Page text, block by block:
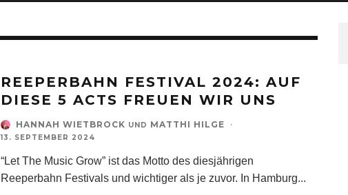
REEPERBAHN FESTIVAL 2024: AUF
DIESE 5 ACTS FREUEN WIR UNS
HANNAH WIETBROCK UND MATTHI HILGE
·
13. SEPTEMBER 2024
“Let The Music Grow” ist das Motto des diesjährigen
Reeperbahn Festivals und wichtiger als je zuvor. In Hamburg...